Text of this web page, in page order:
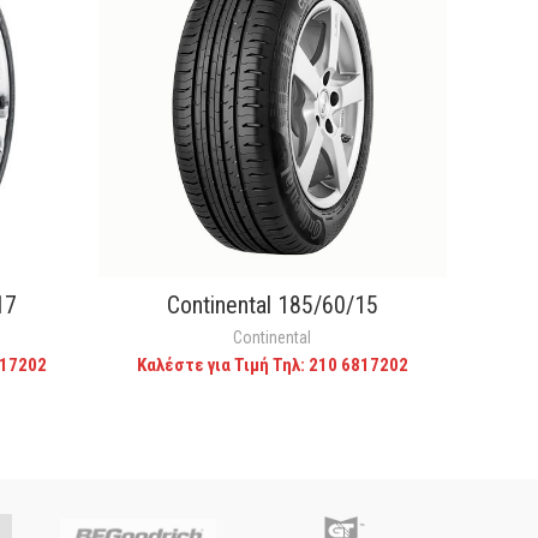
CALL FOR PRICE
Continental 185/60/15
Continental
Καλέστε για Τιμή Τηλ: 210 6817202